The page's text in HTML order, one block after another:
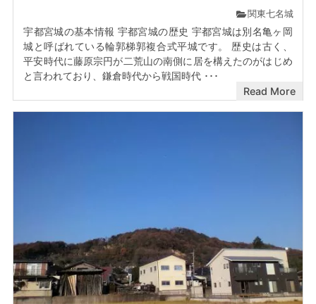
関東七名城
宇都宮城の基本情報 宇都宮城の歴史 宇都宮城は別名亀ヶ岡
城と呼ばれている輪郭梯郭複合式平城です。 歴史は古く、
平安時代に藤原宗円が二荒山の南側に居を構えたのがはじめ
と言われており、鎌倉時代から戦国時代 ･･･
Read More